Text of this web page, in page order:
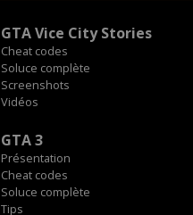
GTA Vice City Stories
Cheat codes
Soluce complète
Screenshots
Vidéos
GTA 3
Présentation
Cheat codes
Soluce complète
Tips